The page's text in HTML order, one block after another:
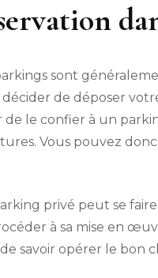
sont
de déposer
le confier à un
Vous pouvez
privé peut se
à sa mise en
savoir opérer le bon